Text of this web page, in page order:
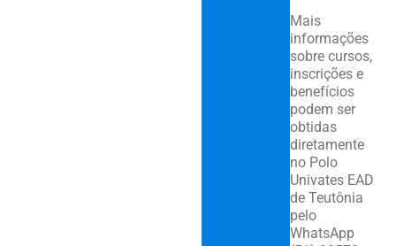
Mais
informações
sobre cursos,
inscrições e
benefícios
podem ser
obtidas
diretamente
no Polo
Univates EAD
de Teutônia
pelo
WhatsApp